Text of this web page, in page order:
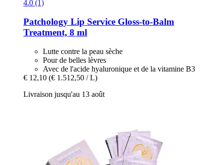
4.0 (1)
Patchology Lip Service Gloss-​to-​Balm
Treatment, 8 ml
Lutte contre la peau sèche
Pour de belles lèvres
Avec de l'acide hyaluronique et de la vitamine B3
€ 12,10 (€ 1.512,50 / L)
Livraison jusqu'au 13 août